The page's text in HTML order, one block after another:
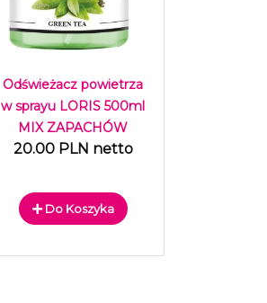
Odświeżacz powietrza
w sprayu LORIS 500ml
MIX ZAPACHÓW
20.00 PLN netto
Do Koszyka